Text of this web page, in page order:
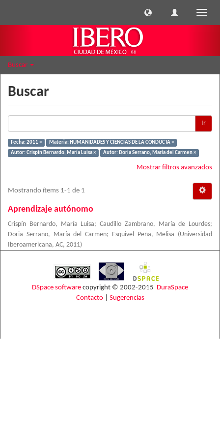
Buscar
Buscar
Ir
Fecha: 2011 ×
Materia: HUMANIDADES Y CIENCIAS DE LA CONDUCTA ×
Autor: Crispín Bernardo, María Luisa ×
Autor: Doria Serrano, María del Carmen ×
Mostrar filtros avanzados
Mostrando ítems 1-1 de 1
Aprendizaje autónomo
Crispín Bernardo, María Luisa; Caudillo Zambrano, María de Lourdes;
Doria Serrano, María del Carmen; Esquivel Peña, Melisa (Universidad
Iberoamericana, AC, 2011)
DSpace software copyright © 2002-2015 DuraSpace
Contacto| Sugerencias